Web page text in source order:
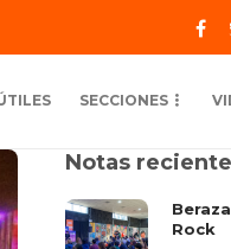
SECCIONES
Notas
Rock